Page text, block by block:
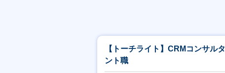
【トーチライト】CRMコンサルタ
ント職